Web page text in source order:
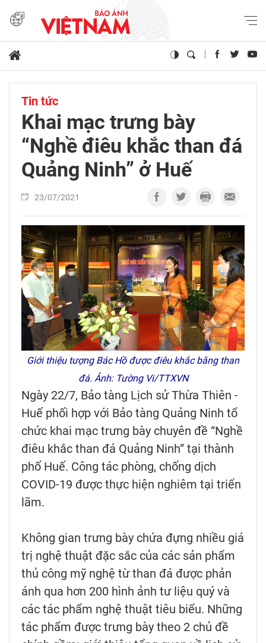
Tin tức
Khai mạc trưng bày
“Nghề điêu khắc than đá
Quảng Ninh” ở Huế
23/07/2021
Giới thiệu tượng Bác Hồ được điêu khắc bằng than
đá. Ảnh: Tường Vi/TTXVN
Ngày 22/7, Bảo tàng Lịch sử Thừa Thiên -
Huế phối hợp với Bảo tàng Quảng Ninh tổ
chức khai mạc trưng bày chuyên đề “Nghề
điêu khắc than đá Quảng Ninh” tại thành
phố Huế. Công tác phòng, chống dịch
COVID-19 được thực hiện nghiêm tại triển
lãm.
Không gian trưng bày chứa đựng nhiều giá
trị nghệ thuật đặc sắc của các sản phẩm
thủ công mỹ nghệ từ than đá được phản
ánh qua hơn 200 hình ảnh tư liệu quý và
các tác phẩm nghệ thuật tiêu biểu. Những
tác phẩm được trưng bày theo 2 chủ đề